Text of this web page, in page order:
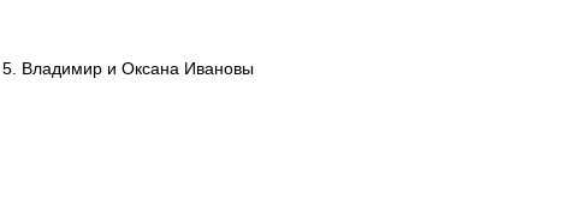
Владимир и Оксана Ивановы